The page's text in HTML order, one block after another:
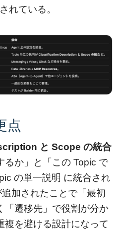
れている。
点
と Scope の統合
るか」と「この Topic で
の単一説明 に統合され
加されたことで「最初
「遷移先」で役割が分か
複を避ける設計になって